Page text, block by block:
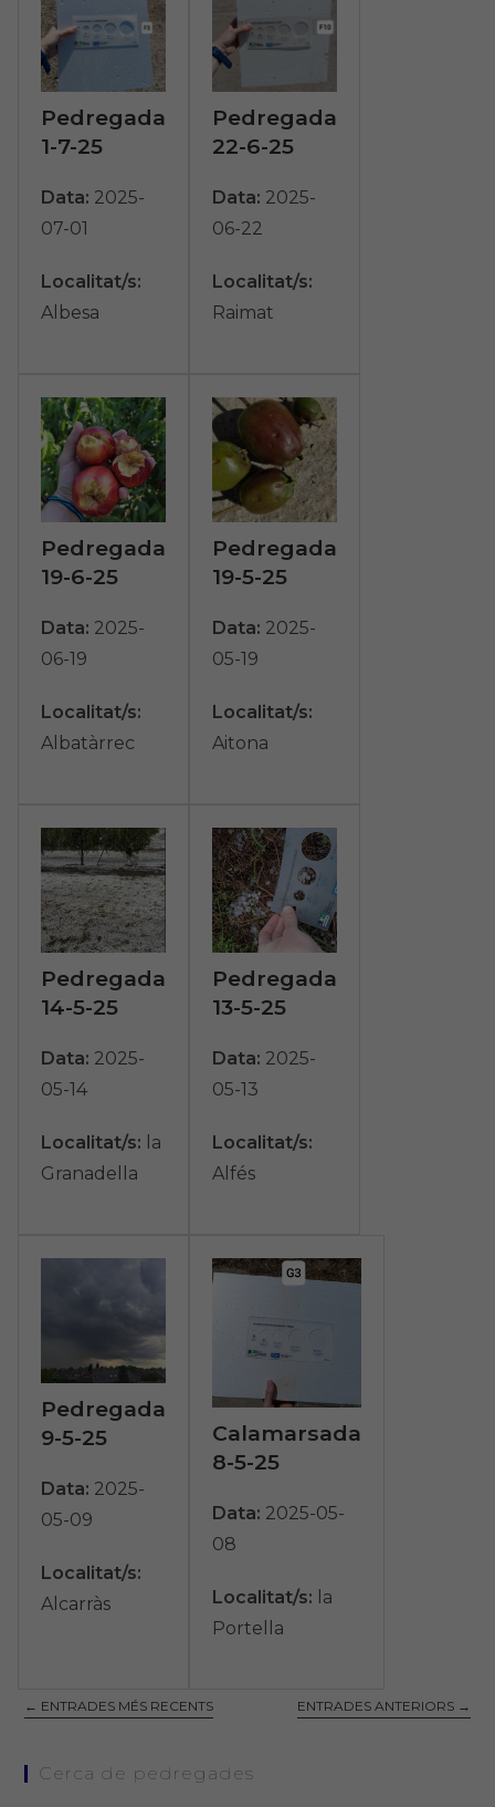
Pedregada
1-7-25
Data: 2025-
07-01
Localitat/s:
Albesa
Pedregada
22-6-25
Data: 2025-
06-22
Localitat/s:
Raimat
Pedregada
19-6-25
Data: 2025-
06-19
Localitat/s:
Albatàrrec
Pedregada
19-5-25
Data: 2025-
05-19
Localitat/s:
Aitona
Pedregada
14-5-25
Data: 2025-
05-14
Localitat/s: la
Granadella
Pedregada
13-5-25
Data: 2025-
05-13
Localitat/s:
Alfés
Pedregada
9-5-25
Data: 2025-
05-09
Localitat/s:
Alcarràs
Calamarsada
8-5-25
Data: 2025-05-
08
Localitat/s: la
Portella
← ENTRADES MÉS RECENTS ENTRADES ANTERIORS →
Cerca de pedregades